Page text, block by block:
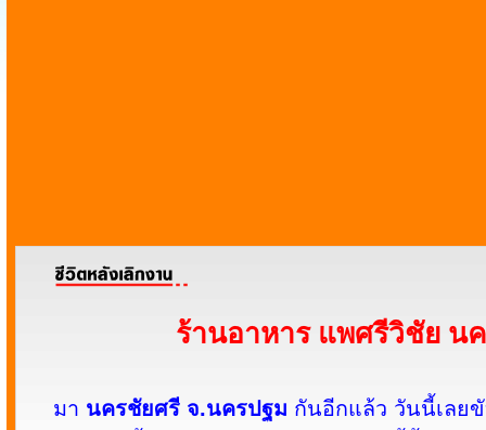
ร้านอาหาร แพศรีวิชัย น
มา นครชัยศรี จ.นครปฐม กันอีกแล้ว วันนี้เลย